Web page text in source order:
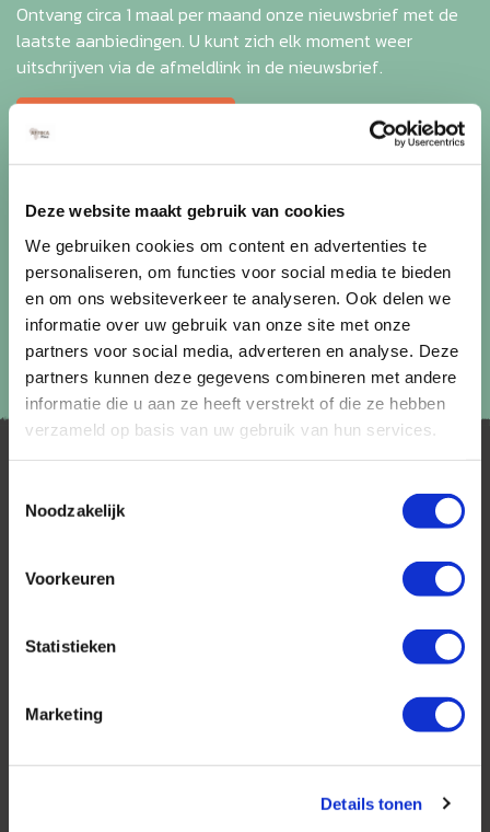
Deze website maakt gebruik van cookies
We gebruiken cookies om content en advertenties te
personaliseren, om functies voor social media te bieden
en om ons websiteverkeer te analyseren. Ook delen we
informatie over uw gebruik van onze site met onze
partners voor social media, adverteren en analyse. Deze
partners kunnen deze gegevens combineren met andere
informatie die u aan ze heeft verstrekt of die ze hebben
verzameld op basis van uw gebruik van hun services.
Noodzakelijk
Voorkeuren
Statistieken
Marketing
Details tonen
Ontvang circa 1 maal per maand onze nieuwsbrief met de
laatste aanbiedingen. U kunt zich elk moment weer
uitschrijven via de afmeldlink in de nieuwsbrief.
Lees in onsprivacybeleidhoe wij zorgvuldig omgaan met uw
specialisme is het samenstellen van reizen tegen
georganiseerde rondreizen kunnen alle reizen